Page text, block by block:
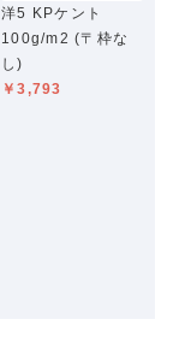
洋5 KPケント
100g/m2 (〒枠な
し)
￥3,793